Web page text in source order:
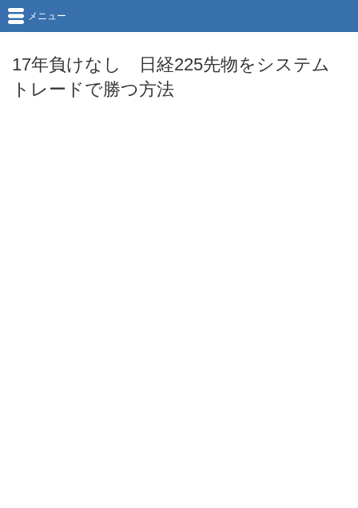
17年負けなし 日経225先物をシステム
トレードで勝つ方法
メニュー